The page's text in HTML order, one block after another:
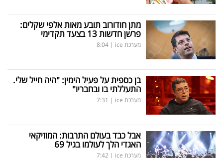
מתן חודורוב תובע מאות אלפי שקלים:
פרשן חדשות 13 בצעד תקדימי
מערכת ice |
8:04
בן כספית על פעיל הימין: "היה חייל שלי.
התעללתי בו ובחבריו"
מערכת ice |
7:31
אבל כבד בעולם התרבות: המוזיקאי
האגדי הלך לעולמו בגיל 69
מערכת ice |
7:42